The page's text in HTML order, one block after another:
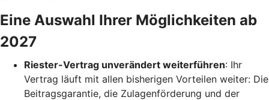
Eine Auswahl Ihrer Möglichkeiten ab
2027
Riester-Vertrag unverändert weiterführen: Ihr
Vertrag läuft mit allen bisherigen Vorteilen weiter: Die
Beitragsgarantie, die Zulagenförderung und der